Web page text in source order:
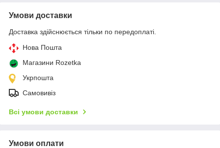
Умови доставки
Доставка здійснюється тільки по передоплаті.
Нова Пошта
Магазини Rozetka
Укрпошта
Самовивіз
Всі умови доставки
Умови оплати